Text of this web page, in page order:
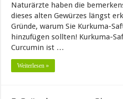
Naturärzte haben die
dieses alten Gewürzes längst
Gründe, warum Sie Kurkuma-
hinzufügen sollten! Kurkuma-
Curcumin ist …
Weiterlesen »